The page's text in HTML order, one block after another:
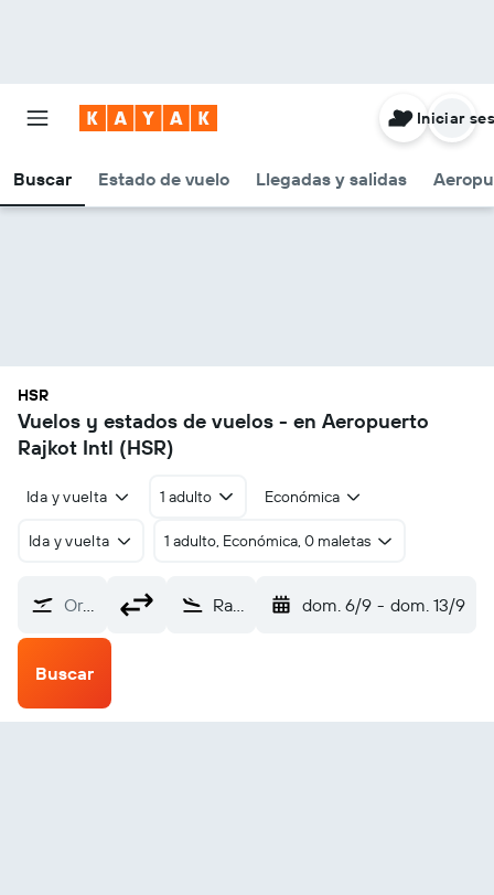
Buscar Estado de vuelo Llegadas y salidas
Iniciar
HSR
Vuelos y estados de vuelos - en Aeropuerto
Rajkot Intl (HSR)
Ida y vuelta 1 adulto Económica
Ida y vuelta 1 adulto, Económica, 0 maletas
Origen Rajkot Intl (HSR) dom. 6/9 - dom. 13/9
Buscar